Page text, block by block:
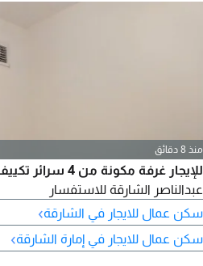
منذ 8 دقائق
للإيجار غرفة
عبدالناصر الشارقة للاستفسار
سكن عمال للايجار في الشارقة›
سكن عمال للايجار في إمارة الشارقة›